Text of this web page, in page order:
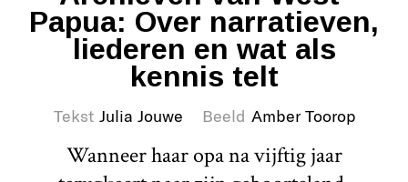
Papua: Over narratieven,
liederen en wat als
kennis telt
Tekst Julia Jouwe Beeld Amber Toorop
Wanneer haar opa na vijftig jaar